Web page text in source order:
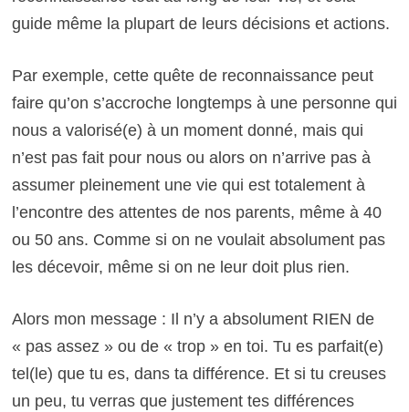
guide même la plupart de leurs décisions et actions.
Par exemple, cette quête de reconnaissance peut
faire qu’on s’accroche longtemps à une personne qui
nous a valorisé(e) à un moment donné, mais qui
n’est pas fait pour nous ou alors on n’arrive pas à
assumer pleinement une vie qui est totalement à
l’encontre des attentes de nos parents, même à 40
ou 50 ans. Comme si on ne voulait absolument pas
les décevoir, même si on ne leur doit plus rien.
Alors mon message : Il n’y a absolument RIEN de
« pas assez » ou de « trop » en toi. Tu es parfait(e)
tel(le) que tu es, dans ta différence. Et si tu creuses
un peu, tu verras que justement tes différences